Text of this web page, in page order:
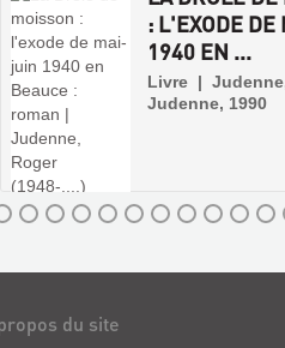
: L'EXODE
1940 EN ...
Livre |
Judenne, 1990
du site